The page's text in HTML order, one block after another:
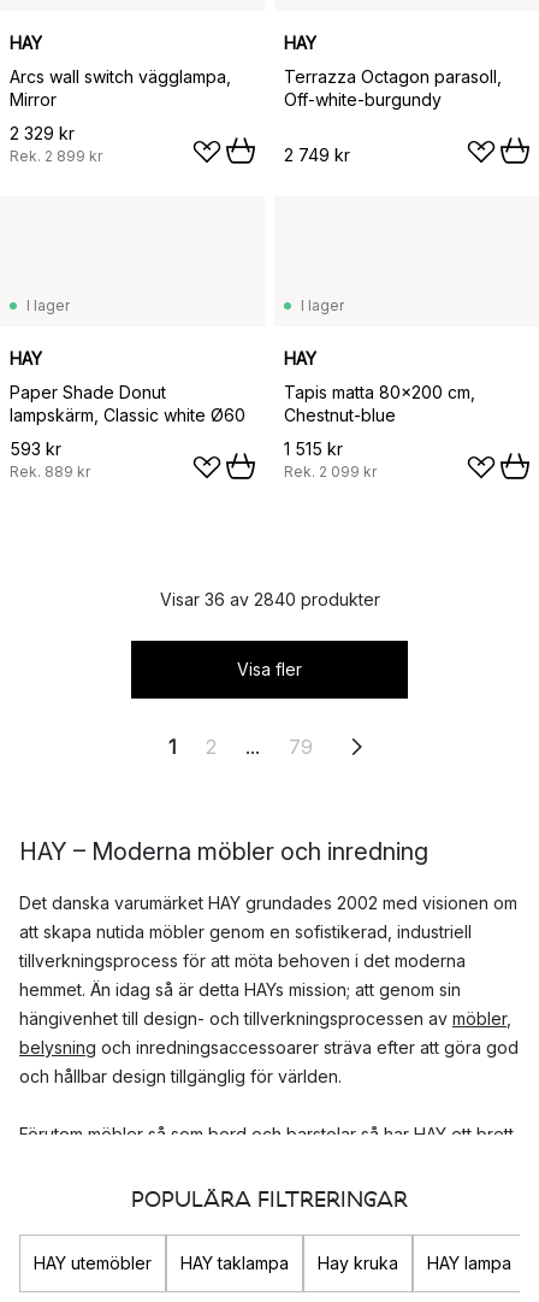
HAY
Arcs wall switch vägglampa,
Mirror
2 329 kr
Rek. 2 899 kr
HAY
Terrazza Octagon parasoll,
Off-white-burgundy
2 749 kr
I lager
HAY
Paper Shade Donut
lampskärm, Classic white Ø60
593 kr
Rek. 889 kr
I lager
HAY
Tapis matta 80x200 cm,
Chestnut-blue
1 515 kr
Rek. 2 099 kr
Visar 36 av 2840 produkter
Visa fler
1 2 ... 79
HAY – Moderna möbler och inredning
Det danska varumärket HAY grundades 2002 med visionen om
att skapa nutida möbler genom en sofistikerad, industriell
tillverkningsprocess för att möta behoven i det moderna
hemmet. Än idag så är detta HAYs mission; att genom sin
hängivenhet till design- och tillverkningsprocessen av möbler,
belysning och inredningsaccessoarer sträva efter att göra god
och hållbar design tillgänglig för världen.
Förutom möbler så som bord och barstolar så har HAY ett brett
och estetiskt tilltalande. I sortimentet hittar du både lekfulla
POPULÄRA FILTRERINGAR
HAY utemöbler HAY taklampa Hay kruka HAY lampa